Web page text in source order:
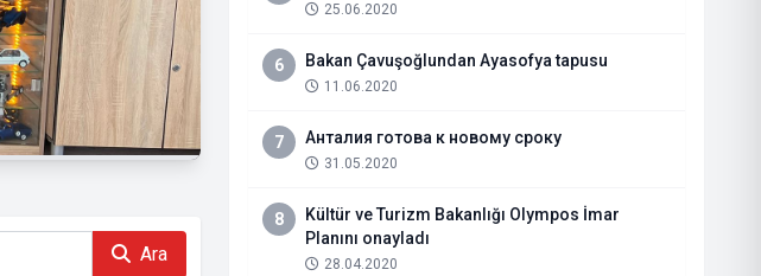
TURGUT OTOMOTİV PLAZA
Ara
25.06.2020
6 Bakan Çavuşoğlundan Ayasofya tapusu
11.06.2020
7 Анталия готова к новому сроку
31.05.2020
8
Kültür ve Turizm Bakanlığı Olympos İmar
Planını onayladı
28.04.2020